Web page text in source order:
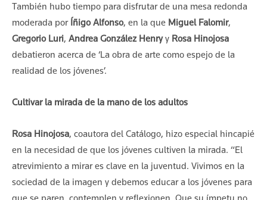
También hubo tiempo para disfrutar de una mesa redonda
moderada por Íñigo Alfonso, en la que Miguel Falomir,
Gregorio Luri, Andrea González Henryy Rosa Hinojosa
debatieron acerca de ‘La obra de arte como espejo de la
realidad de los jóvenes’.
Cultivar la mirada de la mano de los adultos
Rosa Hinojosa, coautora del Catálogo, hizo especial hincapié
en la necesidad de que los jóvenes cultiven la mirada. “El
atrevimiento a mirar es clave en la juventud. Vivimos en la
sociedad de la imagen y debemos educar a los jóvenes para